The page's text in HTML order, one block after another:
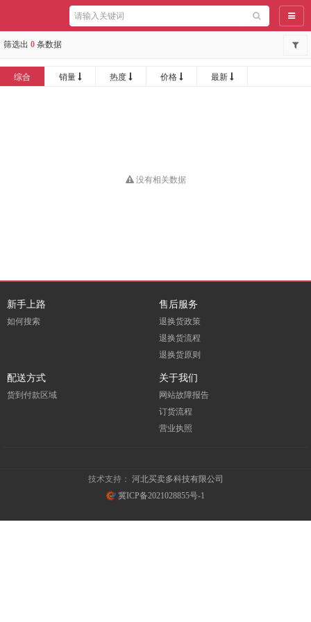
导航
筛选出 0 条数据
综合 销量 热度 价格 最新
没有相关数据
新手上路
如何搜索
售后服务
退换货政策
退换货流程
退换货原则
配送方式
货到付款区域
关于我们
网站故障报告
订货流程
营业执照
技术支持： 河北买卖多科技有限公司
冀ICP备2021028855号-1